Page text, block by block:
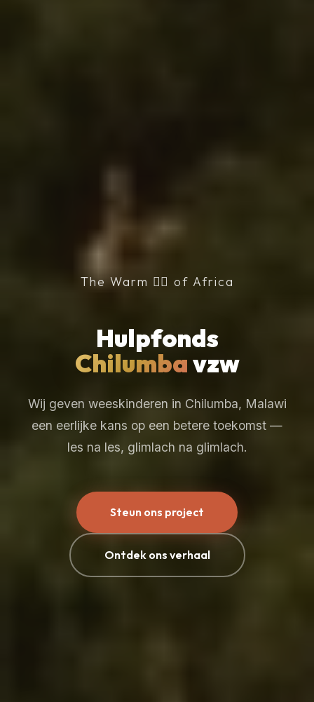
The Warm ❤️‍🔥 of Africa
Hulpfonds
Chilumbavzw
Wij geven weeskinderen in Chilumba, Malawi
een eerlijke kans op een betere toekomst —
les na les, glimlach na glimlach.
Steun ons project
Ontdek ons verhaal